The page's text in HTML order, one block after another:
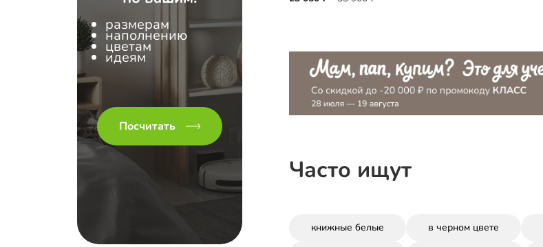
размерам
наполнению
цветам
идеям
Посчитать
Часто ищут
книжные белые в черном цвете